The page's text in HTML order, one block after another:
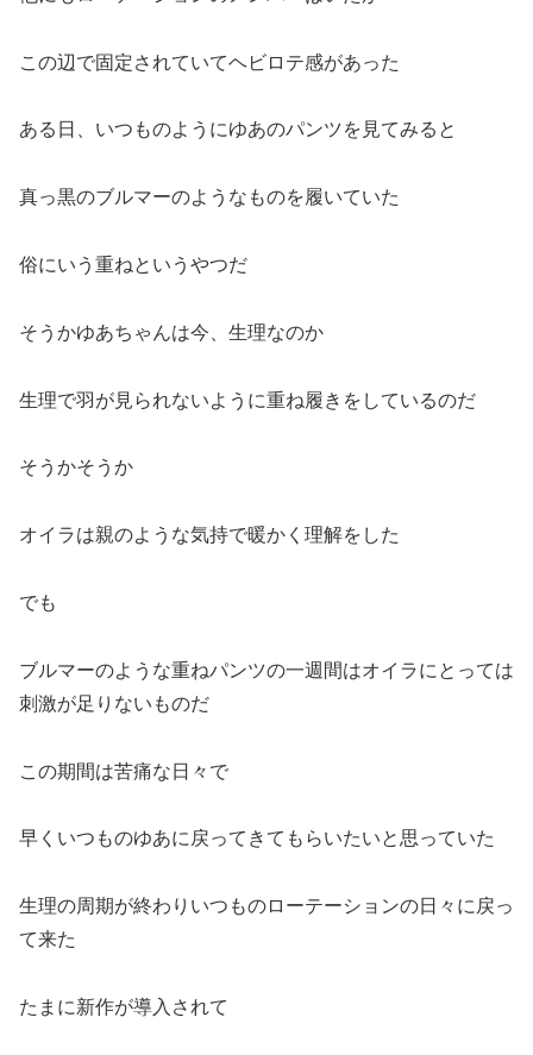
この辺で固定されていてヘビロテ感があった
ある日、いつものようにゆあのパンツを見てみると
真っ黒のブルマーのようなものを履いていた
俗にいう重ねというやつだ
そうかゆあちゃんは今、生理なのか
生理で羽が見られないように重ね履きをしているのだ
そうかそうか
オイラは親のような気持で暖かく理解をした
でも
ブルマーのような重ねパンツの一週間はオイラにとっては
刺激が足りないものだ
この期間は苦痛な日々で
早くいつものゆあに戻ってきてもらいたいと思っていた
生理の周期が終わりいつものローテーションの日々に戻っ
て来た
たまに新作が導入されて